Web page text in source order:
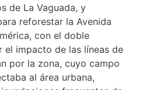
de La Vaguada, y
reforestar la Avenida
con el doble
el impacto de las líneas de
por la zona, cuyo campo
al área urbana,